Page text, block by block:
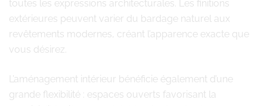
toutes les expressions architecturales. Les finitions
extérieures peuvent varier du bardage naturel aux
revêtements modernes, créant l’apparence exacte que
vous désirez.
L’aménagement intérieur bénéficie également d’une
grande flexibilité : espaces ouverts favorisant la